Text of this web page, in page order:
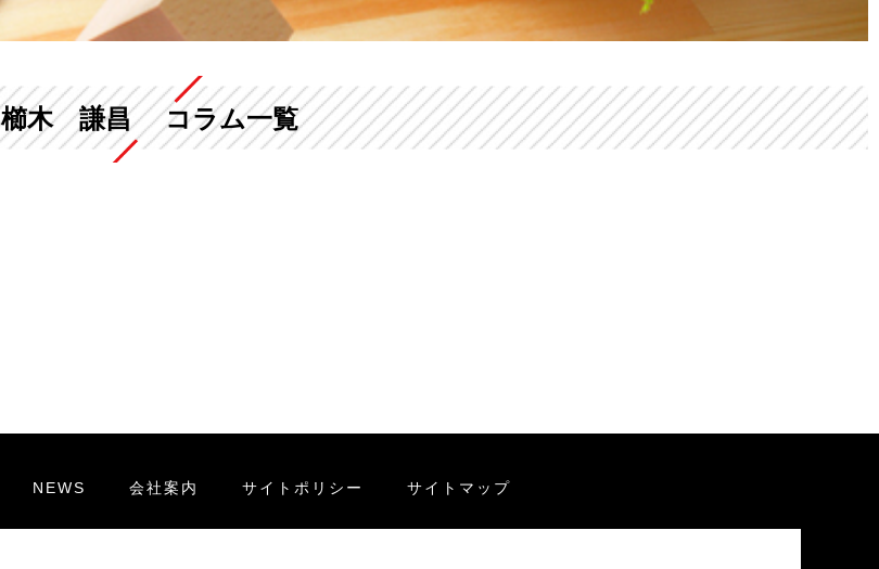
櫛木 謙昌 コラム一覧
NEWS 会社案内 サイトポリシー サイトマップ